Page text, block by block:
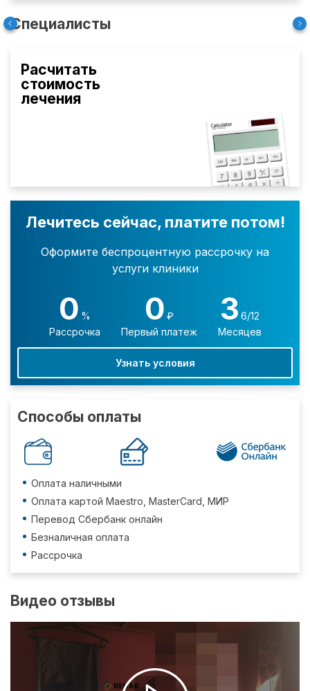
Специалисты
Расчитать
стоимость
лечения
Лечитесь сейчас, платите потом!
Оформите беспроцентную рассрочку на
услуги клиники
0 %
Рассрочка
0 ₽
Первый платеж
3 6/12
Месяцев
Узнать условия
Способы оплаты
Оплата наличными
Оплата картой Maestro, MasterCard, МИР
Перевод Сбербанк онлайн
Безналичная оплата
Рассрочка
Видео отзывы